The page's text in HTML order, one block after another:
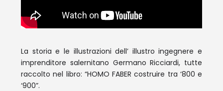
La storia e le illustrazioni dell’ illustro ingegnere e
imprenditore salernitano Germano Ricciardi, tutte
raccolto nel libro: “HOMO FABER costruire tra ‘800 e
‘900”.